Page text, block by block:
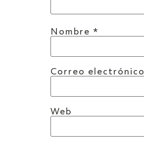
Nombre *
Correo electrónico
Web